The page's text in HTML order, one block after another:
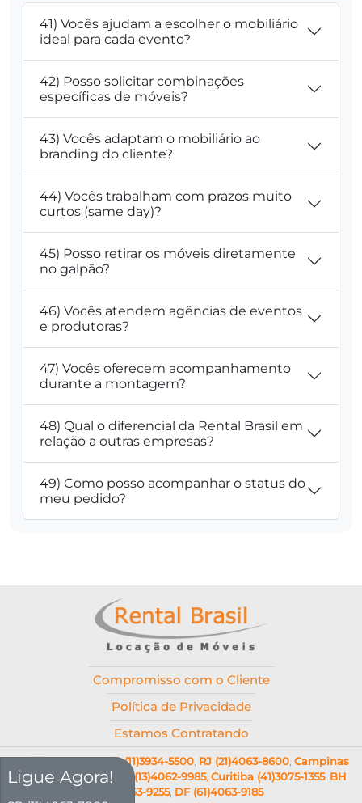
41) Vocês ajudam a escolher o mobiliário
ideal para cada evento?
42) Posso solicitar combinações
específicas de móveis?
43) Vocês adaptam o mobiliário ao
branding do cliente?
44) Vocês trabalham com prazos muito
curtos (same day)?
45) Posso retirar os móveis diretamente
no galpão?
46) Vocês atendem agências de eventos
e produtoras?
47) Vocês oferecem acompanhamento
durante a montagem?
48) Qual o diferencial da Rental Brasil em
relação a outras empresas?
49) Como posso acompanhar o status do
meu pedido?
Compromisso com o Cliente
Política de Privacidade
Estamos Contratando
SP (11)4063-7800,SP (11)3934-5500, RJ (21)4063-8600, Campinas
(19)4062-9036,Santos (13)4062-9985, Curitiba (41)3075-1355, BH
(31)4063-9255, DF (61)4063-9185
Ligue Agora!